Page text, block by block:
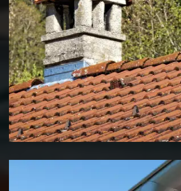
Couvreur zingueur 39 Jura